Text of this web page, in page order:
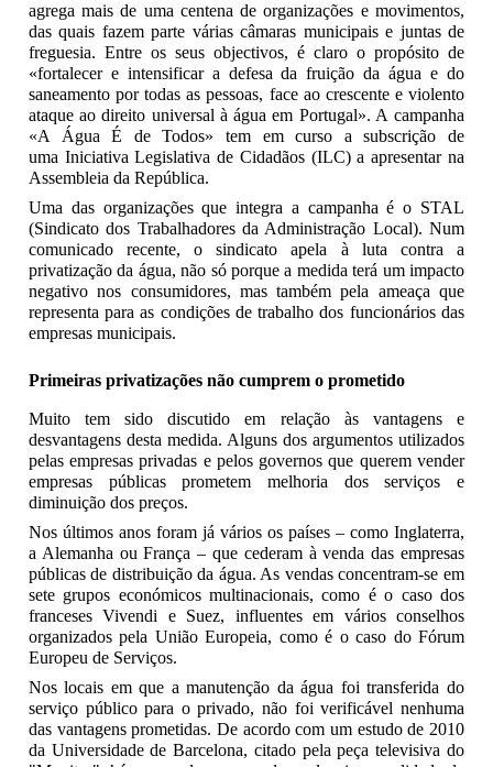
agrega mais de uma centena de organizações e movimentos,
das quais fazem parte várias câmaras municipais e juntas de
freguesia. Entre os seus objectivos, é claro o propósito de
«fortalecer e intensificar a defesa da fruição da água e do
saneamento por todas as pessoas, face ao crescente e violento
ataque ao direito universal à água em Portugal». A campanha
«A Água É de Todos» tem em curso a subscrição de
uma Iniciativa Legislativa de Cidadãos (ILC) a apresentar na
Assembleia da República.
Uma das organizações que integra a campanha é o STAL
(Sindicato dos Trabalhadores da Administração Local). Num
comunicado recente, o sindicato apela à luta contra a
privatização da água, não só porque a medida terá um impacto
negativo nos consumidores, mas também pela ameaça que
representa para as condições de trabalho dos funcionários das
empresas municipais.
Primeiras privatizações não cumprem o prometido
Muito tem sido discutido em relação às vantagens e
desvantagens desta medida. Alguns dos argumentos utilizados
pelas empresas privadas e pelos governos que querem vender
empresas públicas prometem melhoria dos serviços e
diminuição dos preços.
Nos últimos anos foram já vários os países – como Inglaterra,
a Alemanha ou França – que cederam à venda das empresas
públicas de distribuição da água. As vendas concentram-se em
sete grupos económicos multinacionais, como é o caso dos
franceses Vivendi e Suez, influentes em vários conselhos
organizados pela União Europeia, como é o caso do Fórum
Europeu de Serviços.
Nos locais em que a manutenção da água foi transferida do
serviço público para o privado, não foi verificável nenhuma
das vantagens prometidas. De acordo com um estudo de 2010
da Universidade de Barcelona, citado pela peça televisiva do